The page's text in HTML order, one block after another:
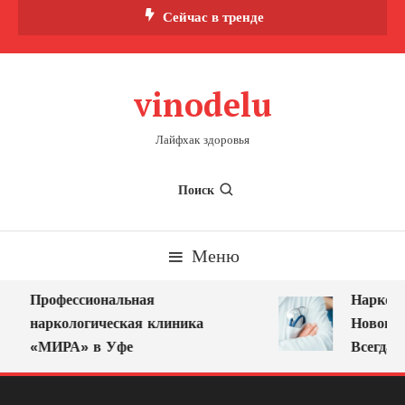
Сейчас в тренде
vinodelu
Лайфхак здоровья
Поиск
Меню
Профессиональная
наркологическая клиника
«МИРА» в Уфе
Всегда